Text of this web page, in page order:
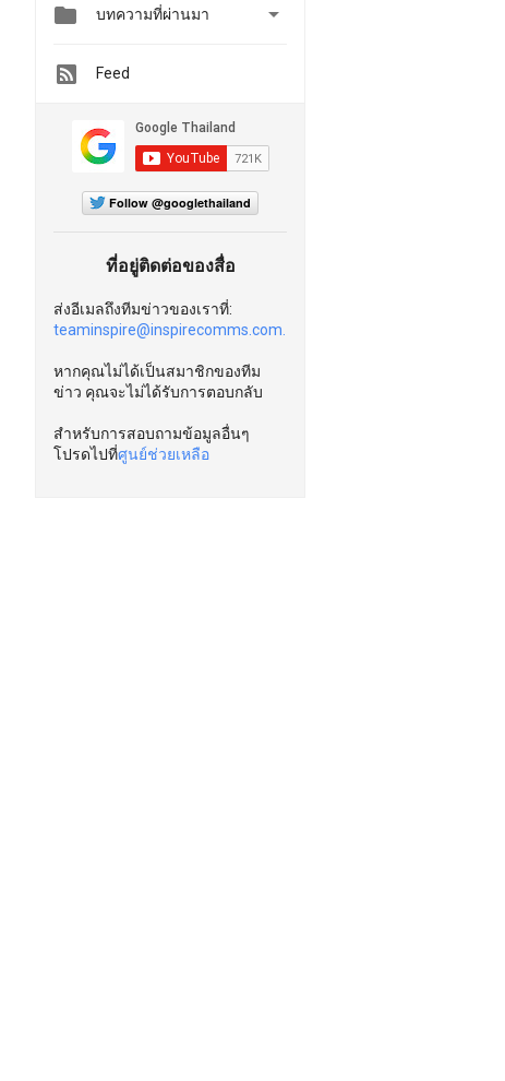
 บทความที่ผ่านมา 
Feed
Follow @googlethailand
ที่อยู่ติดต่อของสื่อ
ส่งอีเมลถึงทีมข่าวของเราที่:
teaminspire@inspirecomms.com.
หากคุณไม่ได้เป็นสมาชิกของทีม
ข่าว คุณจะไม่ได้รับการตอบกลับ
สำหรับการสอบถามข้อมูลอื่นๆ
โปรดไปที่ศูนย์ช่วยเหลือ